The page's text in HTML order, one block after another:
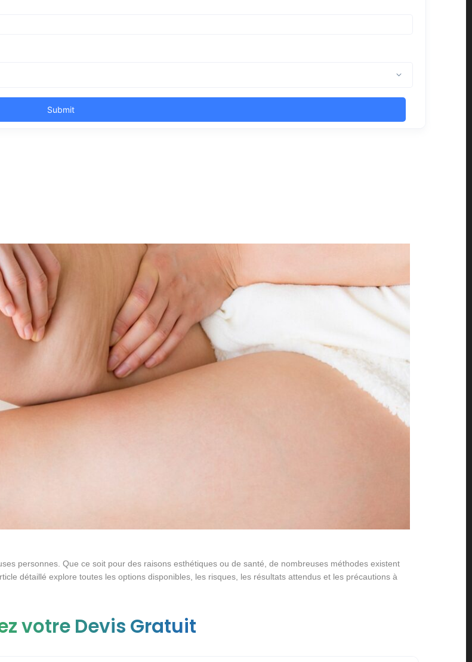
personnes. Que ce soit pour des raisons esthétiques ou de santé, de nombreuses méthodes existent
détaillé explore toutes les options disponibles, les risques, les résultats attendus et les précautions à
votre Devis Gratuit